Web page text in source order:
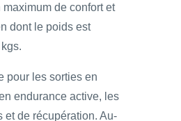
de confort et
dont le poids est
pour les sorties en
endurance active, les
et de récupération. Au-